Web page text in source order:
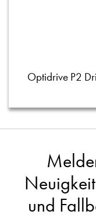
Optidrive P2
und